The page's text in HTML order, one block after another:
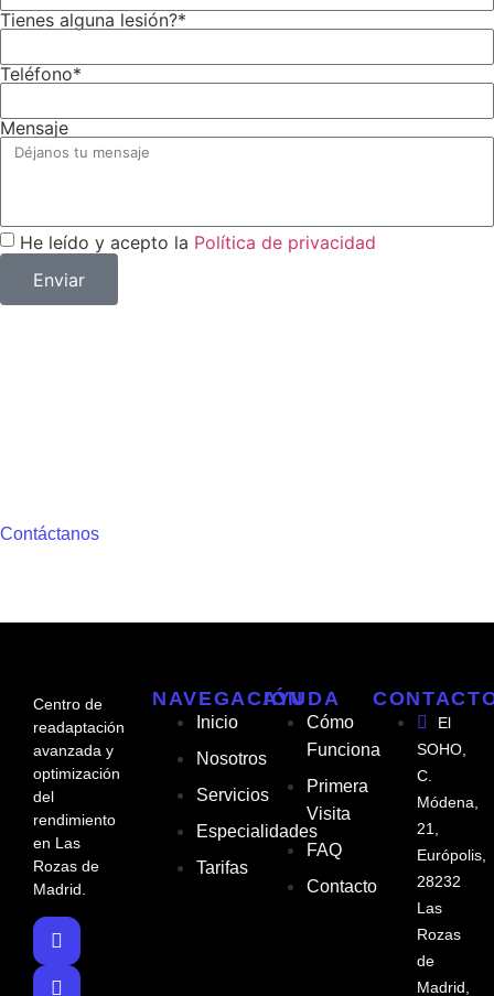
Tienes alguna lesión?*
Teléfono*
Mensaje
He leído y acepto la Política de privacidad
Enviar
Contáctanos
Centro de
readaptación
avanzada y
optimización
del
rendimiento
en Las
Rozas de
Madrid.
NAVEGACIÓN
Inicio
Nosotros
Servicios
Especialidades
Tarifas
AYUDA
Cómo
Funciona
Primera
Visita
FAQ
Contacto
El
SOHO,
C.
Módena,
21,
Európolis,
28232
Las
Rozas
de
Madrid,